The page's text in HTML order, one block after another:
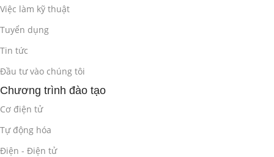
(CNN)(2 giờ)
Các lớp cơ bản trong CNN (Convolutional Layer, Pooling
Layer, Fully Connected Layer).
Các khái niệm (bộ lọc, receptive field, stride, padding…).
Ứng dụng của CNN trong xử lý ảnh và thị giác máy tính.
Việc làm kỹ thuật
Tuyển dụng
Tin tức
Đầu tư vào chúng tôi
Chương trình đào tạo
Cơ điện tử
Tự động hóa
Điện - Điện tử